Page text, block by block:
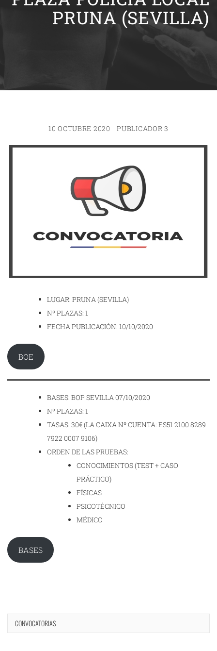
PRUNA (SEVILLA)
10 OCTUBRE 2020 PUBLICADOR 3
LUGAR: PRUNA (SEVILLA)
Nº PLAZAS: 1
FECHA PUBLICACIÓN: 10/10/2020
BOE
BASES: BOP SEVILLA 07/10/2020
Nº PLAZAS: 1
TASAS: 30€ (LA CAIXA Nº CUENTA: ES51 2100 8289
7922 0007 9106)
ORDEN DE LAS PRUEBAS:
CONOCIMIENTOS (TEST + CASO
PRÁCTICO)
FÍSICAS
PSICOTÉCNICO
MÉDICO
BASES
CONVOCATORIAS